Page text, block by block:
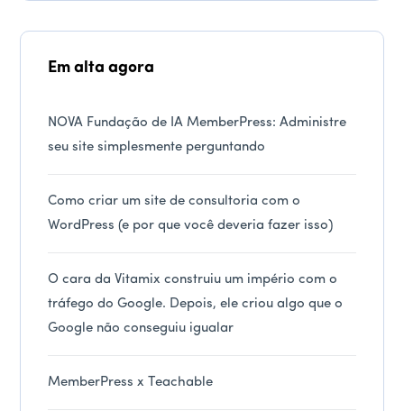
Em alta agora
NOVA Fundação de IA MemberPress: Administre
seu site simplesmente perguntando
Como criar um site de consultoria com o
WordPress (e por que você deveria fazer isso)
O cara da Vitamix construiu um império com o
tráfego do Google. Depois, ele criou algo que o
Google não conseguiu igualar
MemberPress x Teachable